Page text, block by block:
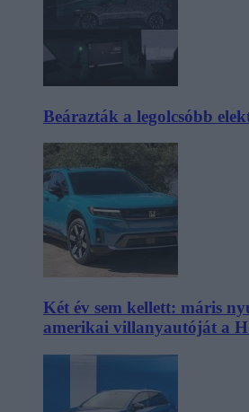
Beárazták a legolcsóbb
Két év sem kellett: máris
amerikai villanyautóját a